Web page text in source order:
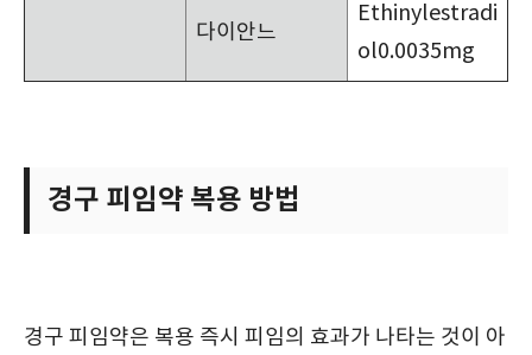
다이안느
Ethinylestradi
ol0.0035mg
경구 피임약 복용 방법
경구 피임약은 복용 즉시 피임의 효과가 나타는 것이 아